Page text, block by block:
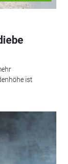
ist